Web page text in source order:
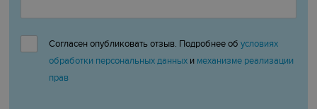
Согласен опубликовать отзыв. Подробнее обусловиях
обработки персональных данных и механизме реализации
прав